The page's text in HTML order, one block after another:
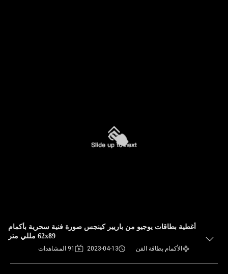
أغطية بطاقات يوجيو من باريير كينجس صورة فنية سحرية بأكمام
62x89 مللي متر
الأكمام بطاقة الفن 2023-04-13 91 المشاهدات